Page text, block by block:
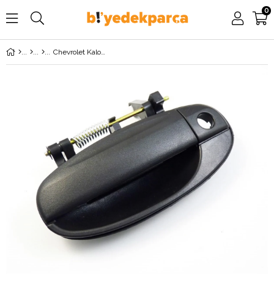
0
Chevrolet Kalos Sol Ön Dış Kapı Kolu